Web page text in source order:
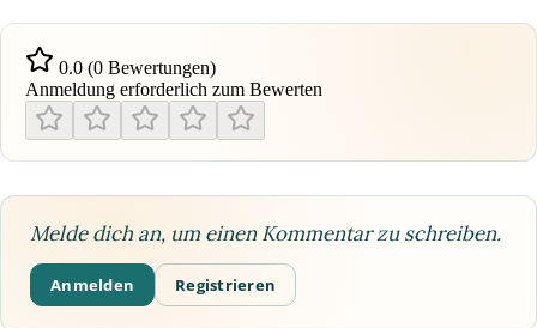
0.0 (0 Bewertungen)
Anmeldung erforderlich zum Bewerten
Melde dich an, um einen Kommentar zu schreiben.
Anmelden Registrieren